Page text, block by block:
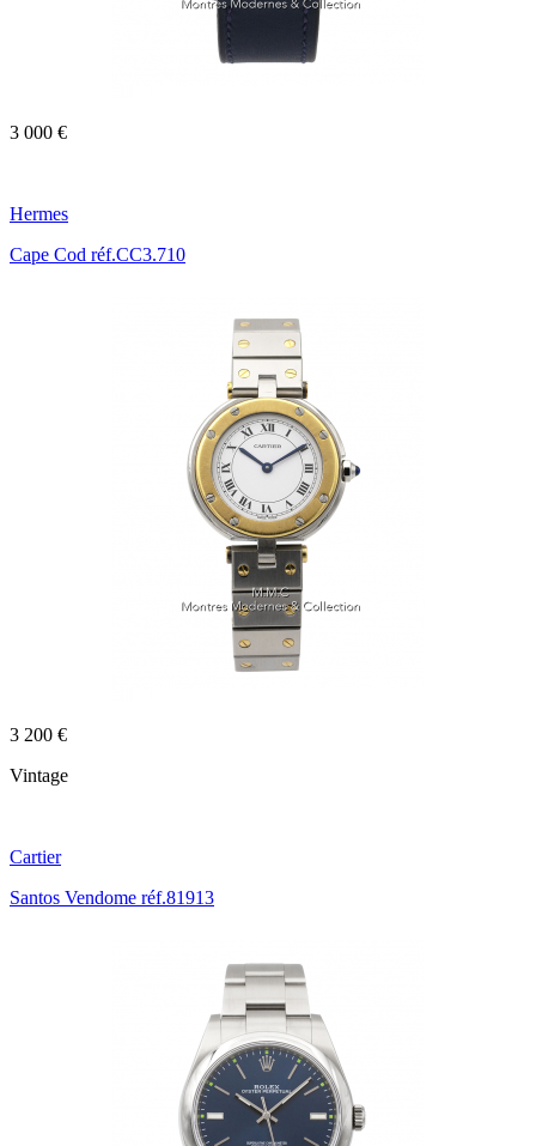
3 000 €
Hermes
Cape Cod réf.CC3.710
3 200 €
Vintage
Cartier
Santos Vendome réf.81913